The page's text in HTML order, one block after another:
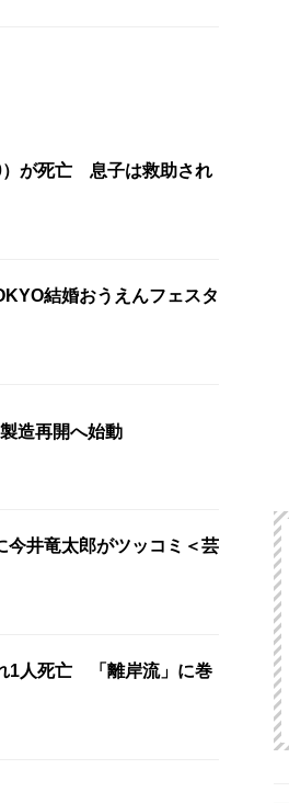
）が死亡 息子は救助され
結婚おうえんフェスタ
造再開へ始動
今井竜太郎がツッコミ＜芸
1人死亡 「離岸流」に巻